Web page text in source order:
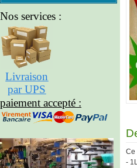
Nos services :
Livraison
par UPS
paiement accepté :
Ce
-